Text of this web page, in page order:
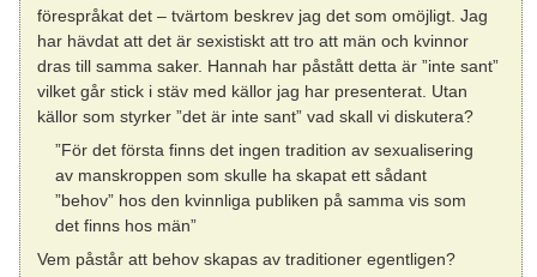
förespråkat det – tvärtom beskrev jag det som omöjligt. Jag
har hävdat att det är sexistiskt att tro att män och kvinnor
dras till samma saker. Hannah har påstått detta är ”inte sant”
vilket går stick i stäv med källor jag har presenterat. Utan
källor som styrker ”det är inte sant” vad skall vi diskutera?
”För det första finns det ingen tradition av sexualisering
av manskroppen som skulle ha skapat ett sådant
”behov” hos den kvinnliga publiken på samma vis som
det finns hos män”
Vem påstår att behov skapas av traditioner egentligen?